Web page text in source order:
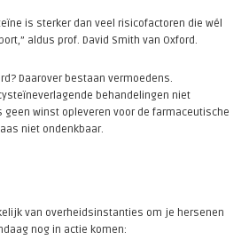
is sterker dan veel risicofactoren die wél
aldus prof. David Smith van Oxford.
Daarover bestaan vermoedens.
behandelingen niet
geen winst opleveren voor de farmaceutische
niet ondenkbaar.
van overheidsinstanties om je hersenen
nog in actie komen: